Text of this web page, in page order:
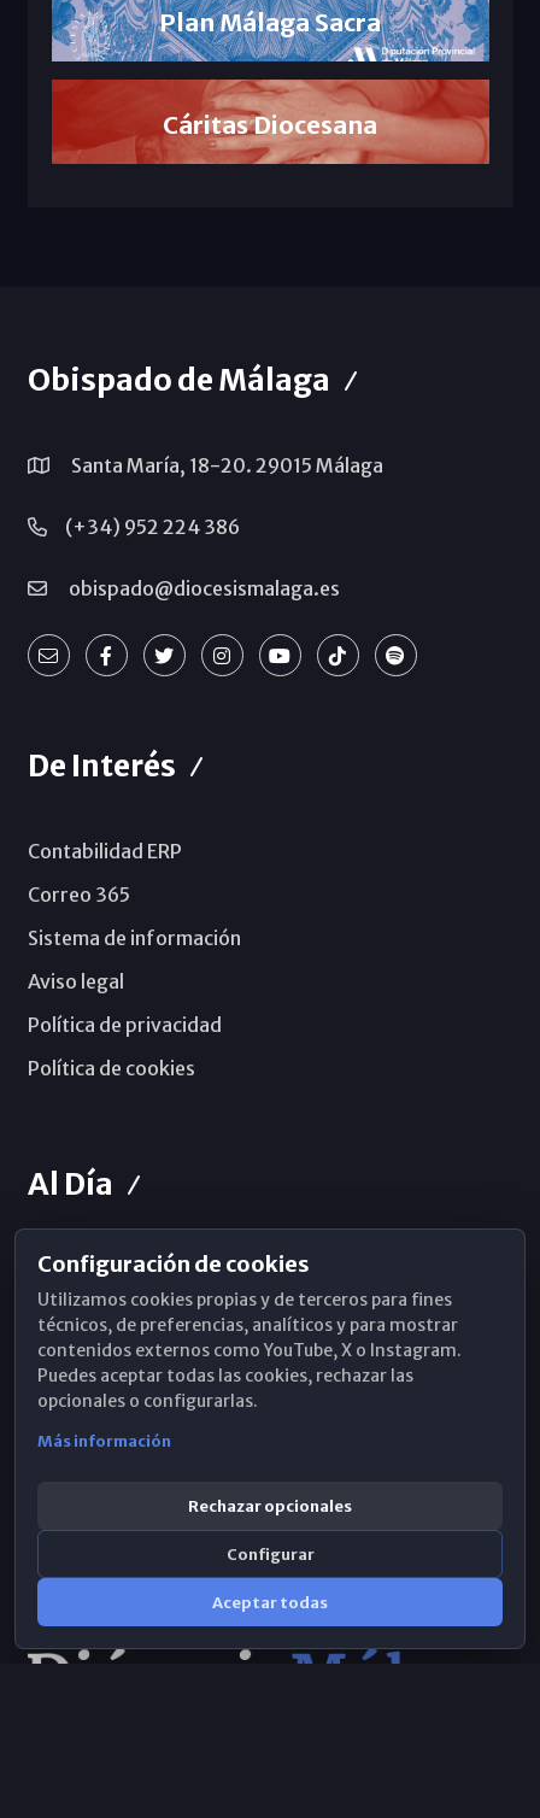
Plan Málaga Sacra
Cáritas Diocesana
Obispado de Málaga
Santa María, 18-20. 29015 Málaga
(+34) 952 224 386
obispado@diocesismalaga.es
De Interés
Contabilidad ERP
Correo 365
Sistema de información
Aviso legal
Política de privacidad
Política de cookies
Al Día
Horarios de Misa
Hemeroteca
WhatsApp
Configuración de cookies
Utilizamos cookies propias y de terceros para fines
técnicos, de preferencias, analíticos y para mostrar
contenidos externos como YouTube, X o Instagram.
Puedes aceptar todas las cookies, rechazar las
opcionales o configurarlas.
Más información
Rechazar opcionales
Configurar
Aceptar todas